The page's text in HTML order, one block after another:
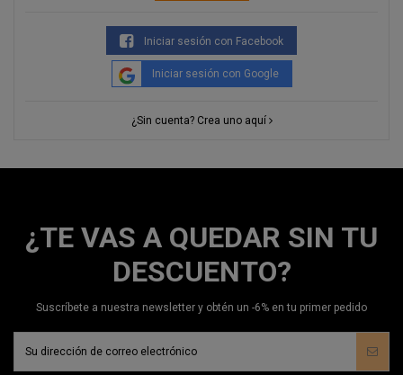
Iniciar sesión con Facebook
Iniciar sesión con Google
¿Sin cuenta? Crea uno aquí
¿TE VAS A QUEDAR SIN TU
DESCUENTO?
Suscríbete a nuestra newsletter y obtén un -6% en tu primer pedido